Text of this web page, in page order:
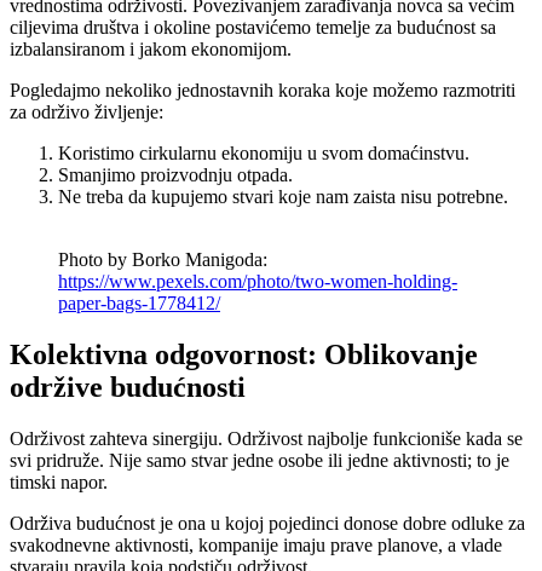
vrednostima održivosti. Povezivanjem zarađivanja novca sa većim
ciljevima društva i okoline postavićemo temelje za budućnost sa
izbalansiranom i jakom ekonomijom.
Pogledajmo nekoliko jednostavnih koraka koje možemo razmotriti
za održivo življenje:
Koristimo cirkularnu ekonomiju u svom domaćinstvu.
Smanjimo proizvodnju otpada.
Ne treba da kupujemo stvari koje nam zaista nisu potrebne.
Photo by Borko Manigoda:
https://www.pexels.com/photo/two-women-holding-
paper-bags-1778412/
Kolektivna odgovornost: Oblikovanje
održive budućnosti
Održivost zahteva sinergiju. Održivost najbolje funkcioniše kada se
svi pridruže. Nije samo stvar jedne osobe ili jedne aktivnosti; to je
timski napor.
Održiva budućnost je ona u kojoj pojedinci donose dobre odluke za
svakodnevne aktivnosti, kompanije imaju prave planove, a vlade
stvaraju pravila koja podstiču održivost.